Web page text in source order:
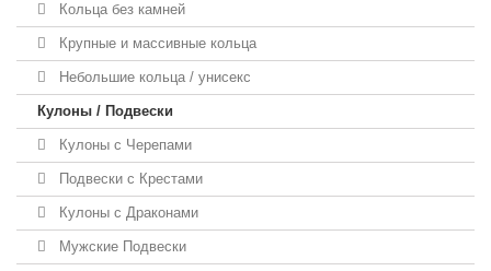
Кольца без камней
Крупные и массивные кольца
Небольшие кольца / унисекс
Кулоны / Подвески
Кулоны с Черепами
Подвески с Крестами
Кулоны с Драконами
Мужские Подвески